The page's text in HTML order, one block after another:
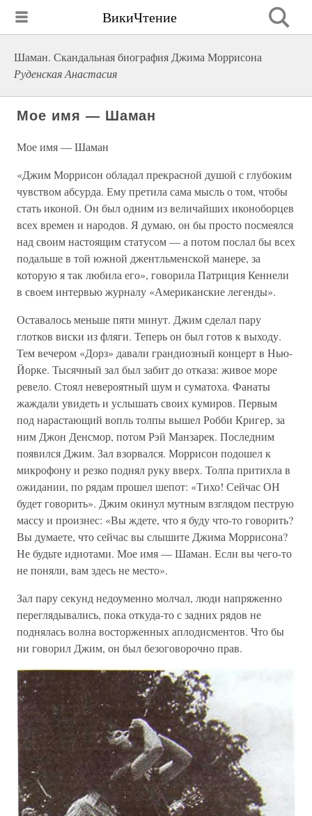
ВикиЧтение
Шаман. Скандальная биография Джима Моррисона
Руденская Анастасия
Мое имя — Шаман
Мое имя — Шаман
«Джим Моррисон обладал прекрасной душой с глубоким
чувством абсурда. Ему претила сама мысль о том, чтобы
стать иконой. Он был одним из величайших иконоборцев
всех времен и народов. Я думаю, он бы просто посмеялся
над своим настоящим статусом — а потом послал бы всех
подальше в той южной джентльменской манере, за
которую я так любила его», говорила Патриция Кеннели
в своем интервью журналу «Американские легенды».
Оставалось меньше пяти минут. Джим сделал пару
глотков виски из фляги. Теперь он был готов к выходу.
Тем вечером «Дорз» давали грандиозный концерт в Нью-
Йорке. Тысячный зал был забит до отказа: живое море
ревело. Стоял невероятный шум и суматоха. Фанаты
жаждали увидеть и услышать своих кумиров. Первым
под нарастающий вопль толпы вышел Робби Кригер, за
ним Джон Денсмор, потом Рэй Манзарек. Последним
появился Джим. Зал взорвался. Моррисон подошел к
микрофону и резко поднял руку вверх. Толпа притихла в
ожидании, по рядам прошел шепот: «Тихо! Сейчас ОН
будет говорить». Джим окинул мутным взглядом пеструю
массу и произнес: «Вы ждете, что я буду что-то говорить?
Вы думаете, что сейчас вы слышите Джима Моррисона?
Не будьте идиотами. Мое имя — Шаман. Если вы чего-то
не поняли, вам здесь не место».
Зал пару секунд недоуменно молчал, люди напряженно
переглядывались, пока откуда-то с задних рядов не
поднялась волна восторженных аплодисментов. Что бы
ни говорил Джим, он был безоговорочно прав.